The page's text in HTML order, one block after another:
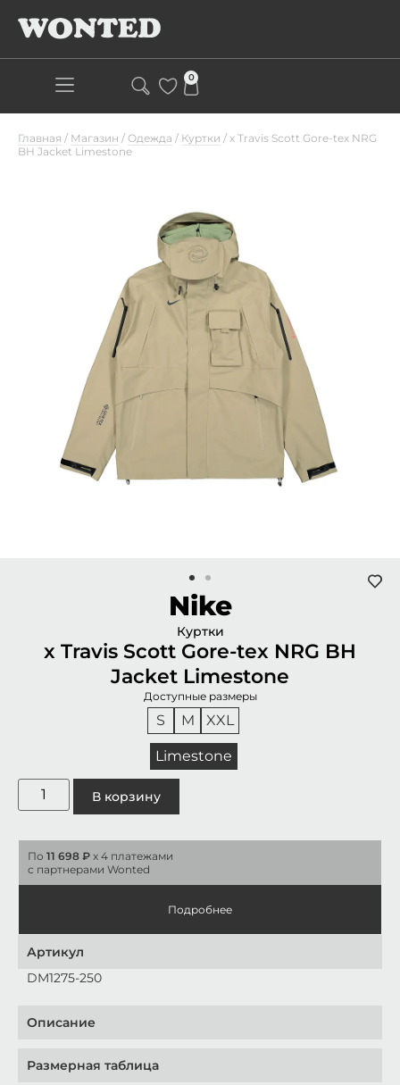
0
Главная / Магазин / Одежда / Куртки / x Travis Scott Gore-tex NRG
BH Jacket Limestone
Nike
Куртки
x Travis Scott Gore-tex NRG BH
Jacket Limestone
Доступные размеры
S M XXL
Limestone
В корзину
По 11 698 ₽ x 4 платежами
с партнерами Wonted
Подробнее
Артикул
DM1275-250
Описание
Размерная таблица